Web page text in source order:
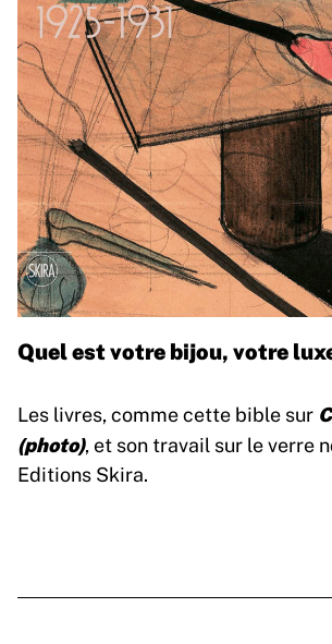
Quel est votre bijou, votre
Les livres, comme cette bible sur
(photo), et son travail sur le verre
Editions Skira.